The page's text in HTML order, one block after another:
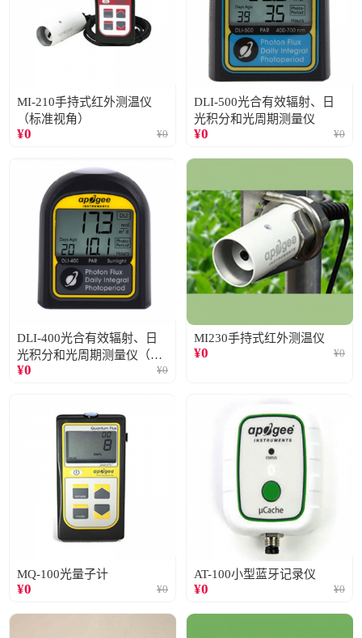
MI-210手持式红外测温仪
（标准视角）
¥0 ¥0
DLI-500光合有效辐射、日
光积分和光周期测量仪
¥0 ¥0
DLI-400光合有效辐射、日
光积分和光周期测量仪（仅
阳光）
¥0 ¥0
MI230手持式红外测温仪
¥0 ¥0
MQ-100光量子计
¥0 ¥0
AT-100小型蓝牙记录仪
¥0 ¥0